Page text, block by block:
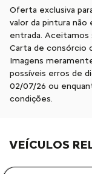
Oferta exclusiva
valor da pintura
entrada.
Carta de consórcio
Imagens
possíveis erros de
02/07/26 ou
condições.
VEÍCULOS